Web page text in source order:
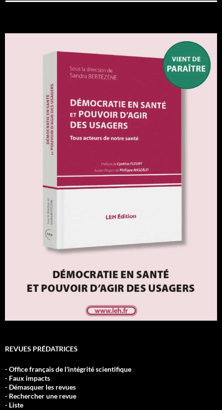
REVUES PRÉDATRICES
- Office français de l'intégrité scientifique
- Faux impacts
- Démasquer les revues
- Rechercher une revue
- Liste